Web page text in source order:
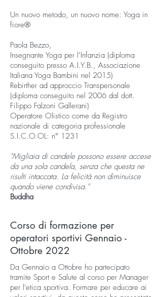
Un nuovo metodo, un nuovo nome: Yoga in
fiore®
Paola Bezzo,
Insegnante Yoga per l’Infanzia (diploma
conseguito presso A.I.Y.B., Associazione
Italiana Yoga Bambini nel 2015)
Rebirther ad approccio Transpersonale
(diploma conseguito nel 2006 dal dott.
Filippo Falzoni Gallerani)
Operatore Olistico come da Registro
nazionale di categoria professionale
S.I.C.O.OL: n° 1231
"Migliaia di candele possono essere accese
da una sola candela, senza che questa ne
risulti intaccata. La felicità non diminuisce
quando viene condivisa."
Buddha
Corso di formazione per
operatori sportivi Gennaio -
Ottobre 2022
Da Gennaio a Ottobre ho partecipato
tramite Sport e Salute al corso per Manager
per l'etica sportiva. Formare per educare ai